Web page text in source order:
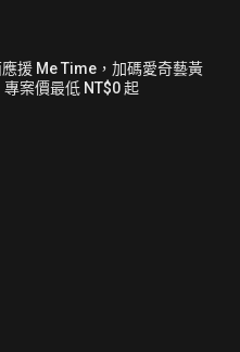
援 Me Time，加碼愛奇藝黃
案價最低 NT$0 起